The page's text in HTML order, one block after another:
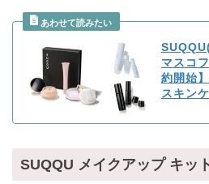
マスコ
約開始
スキン
SUQQU メイクアップ キッ